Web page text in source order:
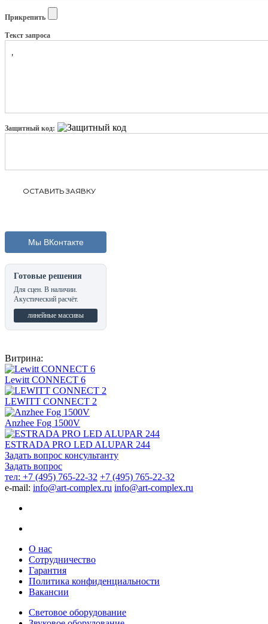
Прикрепить
Текст запроса
Защитный код:
Мы ВКонтакте
Готовые решения
Для сцен. В наличии.
Акустический расчёт.
линейные массивы
Витрина:
Lewitt CONNECT 6
LEWITT CONNECT 2
Anzhee Fog 1500V
ESTRADA PRO LED ALUPAR 244
Задать вопрос консультанту
Задать вопрос
тел: +7 (495) 765-22-32 +7 (495) 765-22-32
e-mail: info@art-complex.ru info@art-complex.ru
О нас
Сотрудничество
Гарантия
Политика конфиденциальности
Вакансии
Световое оборудование